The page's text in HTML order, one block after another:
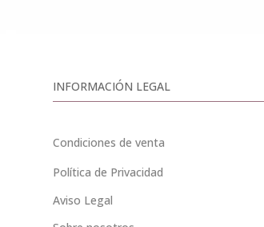
INFORMACIÓN LEGAL
Condiciones de venta
Política de Privacidad
Aviso Legal